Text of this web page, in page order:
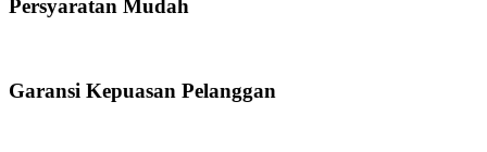
Persyaratan Mudah
Garansi Kepuasan Pelanggan